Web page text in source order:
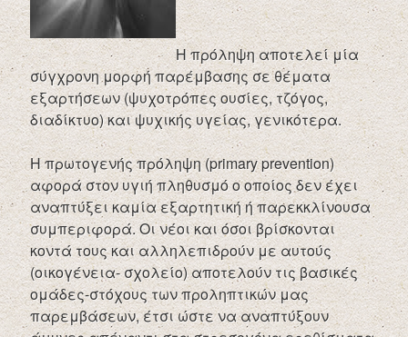
Η πρόληψη αποτελεί μία
σύγχρονη μορφή παρέμβασης σε θέματα
εξαρτήσεων (ψυχοτρόπες ουσίες, τζόγος,
διαδίκτυο) και ψυχικής υγείας, γενικότερα.
Η πρωτογενής πρόληψη (primary prevention)
αφορά στον υγιή πληθυσμό ο οποίος δεν έχει
αναπτύξει καμία εξαρτητική ή παρεκκλίνουσα
συμπεριφορά. Οι νέοι και όσοι βρίσκονται
κοντά τους και αλληλεπιδρούν με αυτούς
(οικογένεια- σχολείο) αποτελούν τις βασικές
ομάδες-στόχους των προληπτικών μας
παρεμβάσεων, έτσι ώστε να αναπτύξουν